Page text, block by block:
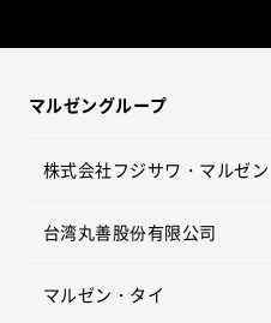
マルゼングループ
株式会社フジサワ・マルゼン
台湾丸善股份有限公司
マルゼン・タイ